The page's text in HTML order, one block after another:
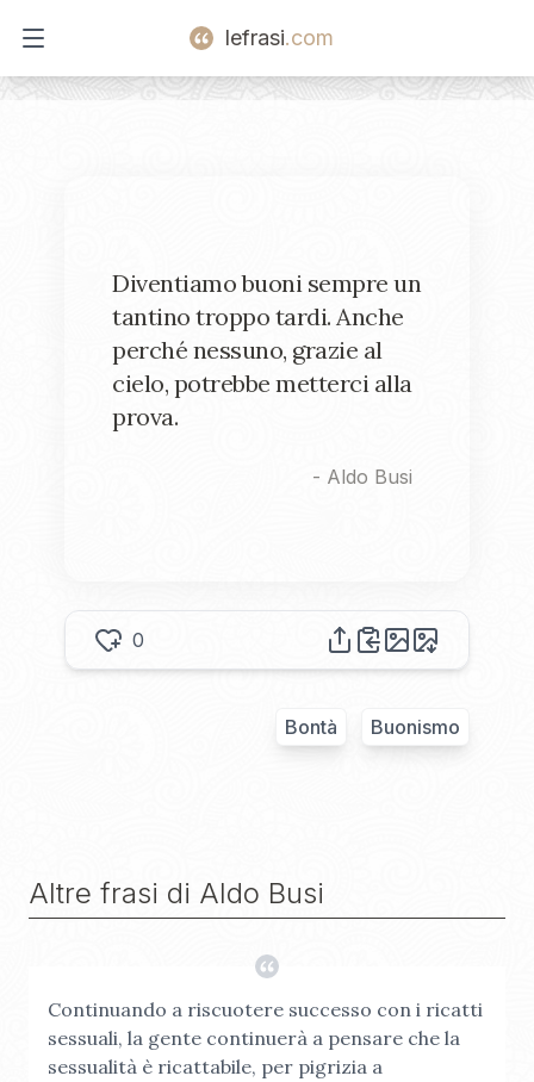
Open main menu
lefrasi.com
Diventiamo buoni sempre un
tantino troppo tardi. Anche
perché nessuno, grazie al
cielo, potrebbe metterci alla
prova.
- Aldo Busi
0
Bontà Buonismo
Altre frasi di Aldo Busi
Continuando a riscuotere successo con i ricatti
sessuali, la gente continuerà a pensare che la
sessualità è ricattabile, per pigrizia a